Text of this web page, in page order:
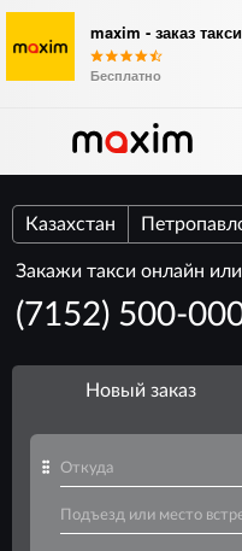
maxim - заказ такси
Бесплатно
Казахстан
Закажи такси онлайн
(7152) 500-